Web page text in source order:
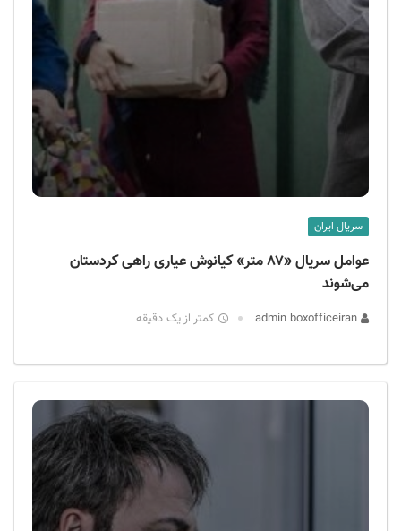
سریال ایران
عوامل سریال «۸۷ متر» کیانوش عیاری راهی کردستان
می‌شوند
کمتر از یک دقیقه